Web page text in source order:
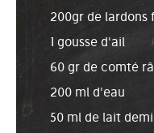
200gr de lardons
1 gousse d'ail
60 gr de comté
200 ml d'eau
50 ml de lait